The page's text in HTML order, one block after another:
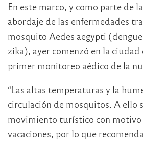
En este marco, y como parte de
abordaje de las enfermedades
mosquito Aedes aegypti
zika), ayer comenzó en la ciudad
primer monitoreo aédico de la
“Las altas temperaturas y la
circulación de mosquitos. A ello
movimiento turístico con motivo
vacaciones, por lo que